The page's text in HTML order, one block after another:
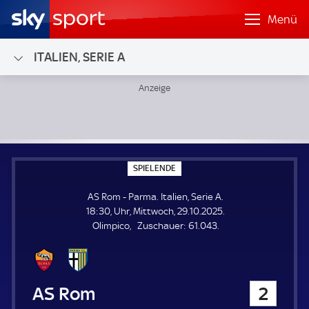
Menü
ITALIEN, SERIE A
SPIELENDE
P
E
L
E
N
AS Rom - Parma. Italien, Serie A.
18:30, Uhr, Mittwoch, 29.10.2025.
Olimpico
Zuschauer: Z
61.043.
AS Rom 2